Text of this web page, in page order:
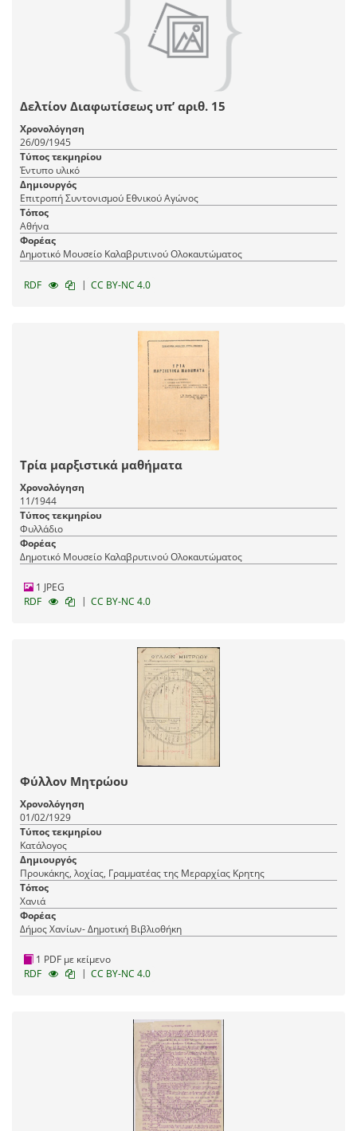
Δελτίον Διαφωτίσεως υπ’ αριθ. 15
Χρονολόγηση
26/09/1945
Τύπος τεκμηρίου
Έντυπο υλικό
Δημιουργός
Επιτροπή Συντονισμού Εθνικού Αγώνος
Τόπος
Αθήνα
Φορέας
Δημοτικό Μουσείο Καλαβρυτινού Ολοκαυτώματος
RDF | CC BY-NC 4.0
Τρία μαρξιστικά μαθήματα
Χρονολόγηση
11/1944
Τύπος τεκμηρίου
Φυλλάδιο
Φορέας
Δημοτικό Μουσείο Καλαβρυτινού Ολοκαυτώματος
1 JPEG
RDF
| CC BY-NC 4.0
Φύλλον Μητρώου
Χρονολόγηση
01/02/1929
Τύπος τεκμηρίου
Κατάλογος
Δημιουργός
Προυκάκης, λοχίας, Γραμματέας της Μεραρχίας Κρητης
Τόπος
Χανιά
Φορέας
Δήμος Χανίων- Δημοτική Βιβλιοθήκη
1 PDF με κείμενο
RDF
| CC BY-NC 4.0